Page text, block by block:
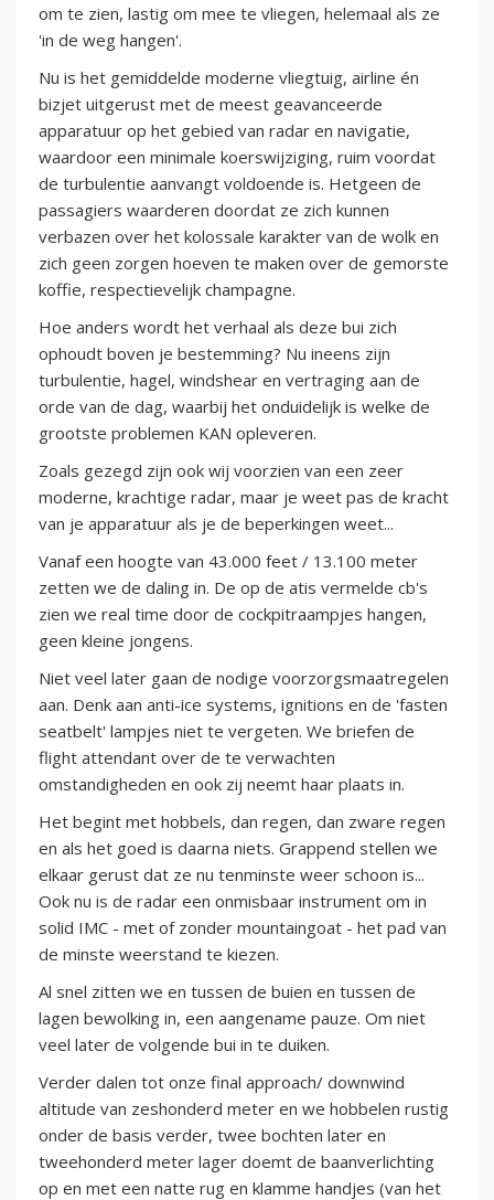
om te zien, lastig om mee te vliegen, helemaal als ze
'in de weg hangen'.
Nu is het gemiddelde moderne vliegtuig, airline én
bizjet uitgerust met de meest geavanceerde
apparatuur op het gebied van radar en navigatie,
waardoor een minimale koerswijziging, ruim voordat
de turbulentie aanvangt voldoende is. Hetgeen de
passagiers waarderen doordat ze zich kunnen
verbazen over het kolossale karakter van de wolk en
zich geen zorgen hoeven te maken over de gemorste
koffie, respectievelijk champagne.
Hoe anders wordt het verhaal als deze bui zich
ophoudt boven je bestemming? Nu ineens zijn
turbulentie, hagel, windshear en vertraging aan de
orde van de dag, waarbij het onduidelijk is welke de
grootste problemen KAN opleveren.
Zoals gezegd zijn ook wij voorzien van een zeer
moderne, krachtige radar, maar je weet pas de kracht
van je apparatuur als je de beperkingen weet...
Vanaf een hoogte van 43.000 feet / 13.100 meter
zetten we de daling in. De op de atis vermelde cb's
zien we real time door de cockpitraampjes hangen,
geen kleine jongens.
Niet veel later gaan de nodige voorzorgsmaatregelen
aan. Denk aan anti-ice systems, ignitions en de 'fasten
seatbelt' lampjes niet te vergeten. We briefen de
flight attendant over de te verwachten
omstandigheden en ook zij neemt haar plaats in.
Het begint met hobbels, dan regen, dan zware regen
en als het goed is daarna niets. Grappend stellen we
elkaar gerust dat ze nu tenminste weer schoon is...
Ook nu is de radar een onmisbaar instrument om in
solid IMC - met of zonder mountaingoat - het pad van
de minste weerstand te kiezen.
Al snel zitten we en tussen de buien en tussen de
lagen bewolking in, een aangename pauze. Om niet
veel later de volgende bui in te duiken.
Verder dalen tot onze final approach/ downwind
altitude van zeshonderd meter en we hobbelen rustig
onder de basis verder, twee bochten later en
tweehonderd meter lager doemt de baanverlichting
op en met een natte rug en klamme handjes (van het